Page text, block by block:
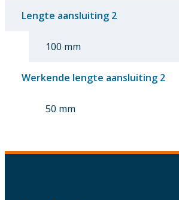
Lengte aansluiting 2
100 mm
Werkende lengte aansluiting 2
50 mm